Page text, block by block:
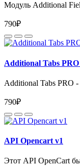
Модуль Additional
790₽
Additional Tabs
Additional Tabs PRO -
790₽
API Opencart v1
Этот API OpenCart